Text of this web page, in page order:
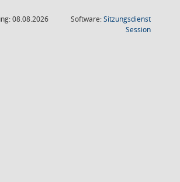
08.08.2026
Software:Sitzungsdienst
Session(Wird in